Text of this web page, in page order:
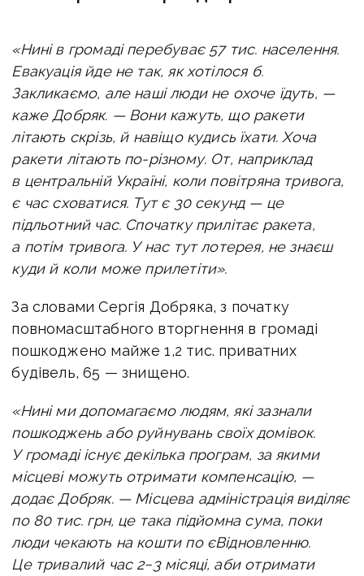
«Нині в громаді перебуває 57 тис. населення.
Евакуація йде не так, як хотілося б.
Закликаємо, але наші люди не охоче їдуть, —
каже Добряк. — Вони кажуть, що ракети
літають скрізь, й навіщо кудись їхати. Хоча
ракети літають по-різному. От, наприклад
в центральній Україні, коли повітряна тривога,
є час сховатися. Тут є 30 секунд — це
підльотний час. Спочатку прилітає ракета,
а потім тривога. У нас тут лотерея, не знаєш
куди й коли може прилетіти».
За словами Сергія Добряка, з початку
повномасштабного вторгнення в громаді
пошкоджено майже 1,2 тис. приватних
будівель, 65 — знищено.
«Нині ми допомагаємо людям, які зазнали
пошкоджень або руйнувань своїх домівок.
У громаді існує декілька програм, за якими
місцеві можуть отримати компенсацію, —
додає Добряк. — Місцева адміністрація виділяє
по 80 тис. грн, це така підйомна сума, поки
люди чекають на кошти по єВідновленню.
Це тривалий час 2−3 місяці, аби отримати